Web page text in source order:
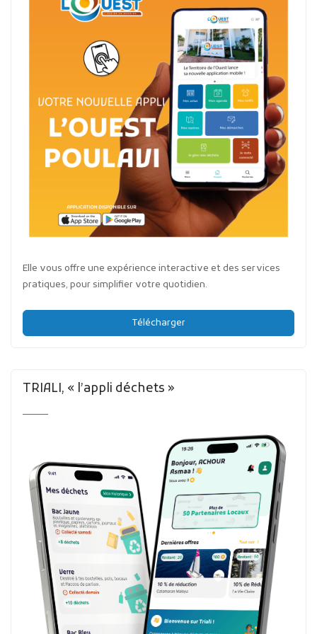
Elle vous offre une expérience interactive et des services
pratiques, pour simplifier votre quotidien.
Télécharger
TRIALI, « l’appli déchets »